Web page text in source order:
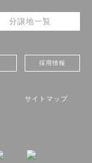
分譲地一覧
採用情報
サイトマップ